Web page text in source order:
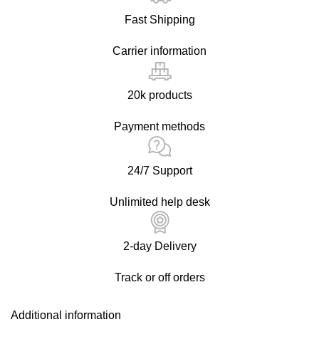
Fast Shipping
Carrier information
20k products
Payment methods
24/7 Support
Unlimited help desk
2-day Delivery
Track or off orders
Additional information